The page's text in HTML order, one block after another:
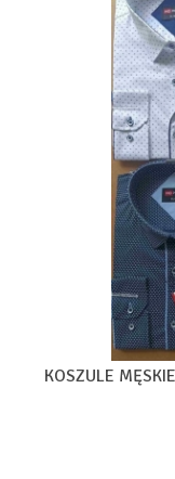
KOSZULE